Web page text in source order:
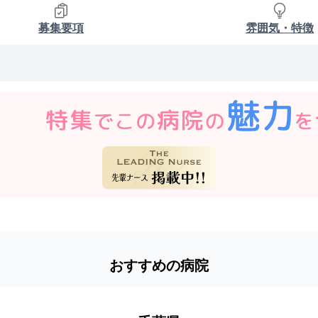
募集要項 雰囲気・特徴
おすすめの病院